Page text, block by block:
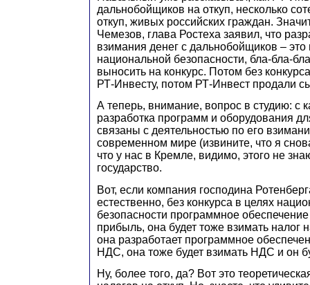
дальнобойщиков на откуп, несколько
откуп, живых российских граждан.
Чемезов, глава Ростеха заявил, что
взимания денег с дальнобойщиков – это
национальной безопасности, бла-бла-
выносить на конкурс. Потом без
РТ-Инвесту, потом РТ-Инвест продали
А теперь, внимание, вопрос в студию: с
разработка программ и оборудования
связаны с деятельностью по его
современном мире (извините, что я
что у нас в Кремле, видимо, этого не
государство.
Вот, если компания господина
естественно, без конкурса в целях
безопасности программное
прибыль, она будет тоже взимать налог
она разработает программное
НДС, она тоже будет взимать НДС и он
Ну, более того, да? Вот это